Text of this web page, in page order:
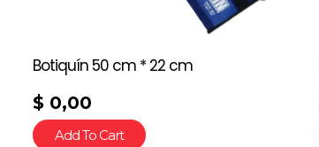
Botiquín 50 cm * 22 cm
$0,00
Add To Cart